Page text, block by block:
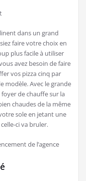
dans un grand
faire votre choix en
plus facile à utiliser
avez besoin de faire
vos pizza cinq par
modèle. Avec le grande
de chauffe sur la
chaudes de la même
sole en jetant une
ci va bruler.
de l’agence